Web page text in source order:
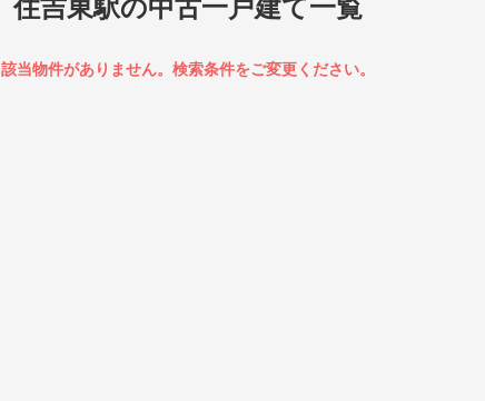
住吉東駅の中古一戸建て一覧
該当物件がありません。検索条件をご変更ください。